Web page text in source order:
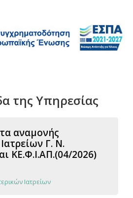
της Υπηρεσίας
αναμονής
Γ. Ν.
ΚΕ.Φ.Ι.ΑΠ.(04/2026)
Ιατρείων